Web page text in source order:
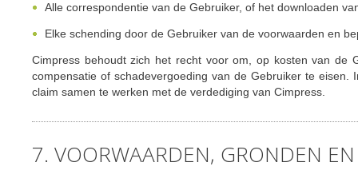
Alle correspondentie van de Gebruiker, of het downloaden
Elke schending door de Gebruiker van de voorwaarden en
Cimpress behoudt zich het recht voor om, op kosten van de
compensatie of schadevergoeding van de Gebruiker te
claim samen te werken met de verdediging van Cimpress.
7. VOORWAARDEN, GRONDEN